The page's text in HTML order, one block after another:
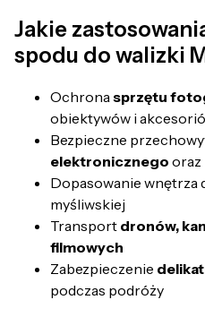
Jakie
spodu do walizki
Ochrona sprzętu
obiektywów i
Bezpieczne
elektronicznego oraz
Dopasowanie wnętrza
myśliwskiej
Transport dronów,
filmowych
Zabezpieczenie
podczas podróży